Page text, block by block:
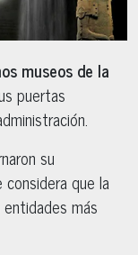
museos de la
puertas
su
que la
más